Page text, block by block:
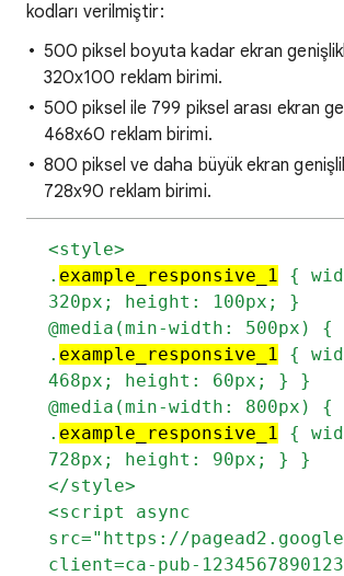
kodları verilmiştir:
500 piksel boyuta kadar ekran
320x100 reklam birimi.
500 piksel ile 799 piksel arası ekran
468x60 reklam birimi.
800 piksel ve daha büyük ekran
728x90 reklam birimi.
<style>
. example_responsive_1 {
320px; height: 100px; }
@media(min-width: 500px) {
. example_responsive_1 {
468px; height: 60px; } }
@media(min-width: 800px) {
. example_responsive_1 {
728px; height: 90px; } }
</style>
<script async
src="https://
client=ca-pub-